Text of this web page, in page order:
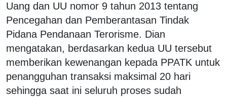
Uang dan UU nomor 9 tahun 2013 tentang
Pencegahan dan Pemberantasan Tindak
Pidana Pendanaan Terorisme. Dian
mengatakan, berdasarkan kedua UU tersebut
memberikan kewenangan kepada PPATK untuk
penangguhan transaksi maksimal 20 hari
sehingga saat ini seluruh proses sudah